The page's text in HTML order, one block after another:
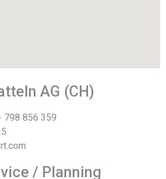
AG (CH)
798 856 359
/ Planning